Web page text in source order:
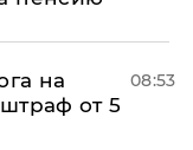
на
от 5
08:53